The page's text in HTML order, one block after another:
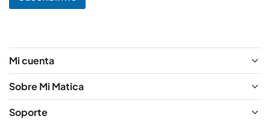
Mi cuenta
Sobre Mi Matica
Soporte